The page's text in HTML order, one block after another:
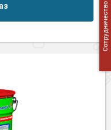
Сотрудничество